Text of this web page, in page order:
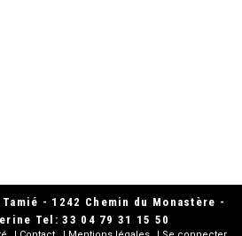
- 1242 Chemin du Monastère -
Tel: 33 04 79 31 15 50